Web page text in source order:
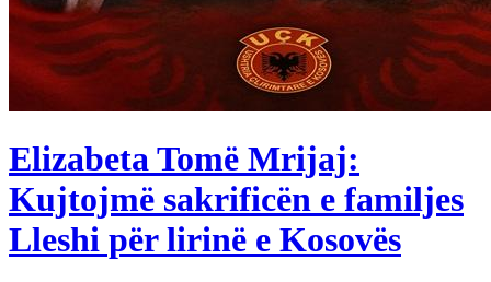
Elizabeta Tomë Mrijaj:
Kujtojmë sakrificën e familjes
Lleshi për lirinë e Kosovës